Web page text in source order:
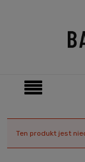
Ten produkt jest